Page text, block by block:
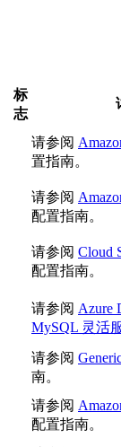
标
志
请参阅
置指南。
请参阅
配置指南。
请参阅 Cloud
配置指南。
请参阅 Azure
MySQL 灵活
请参阅
南。
请参阅
配置指南。